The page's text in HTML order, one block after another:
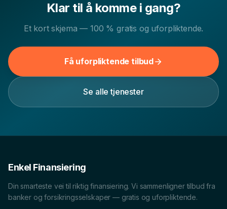
Klar til å komme i gang?
Et kort skjema — 100 % gratis og uforpliktende.
Få uforpliktende tilbud
Se alle tjenester
Enkel Finansiering
Din smarteste vei til riktig finansiering. Vi sammenligner tilbud fra
banker og forsikringsselskaper — gratis og uforpliktende.